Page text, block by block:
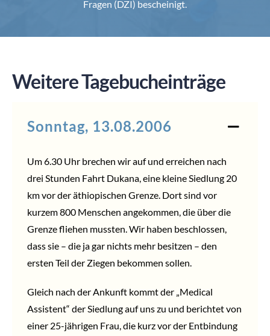
Fragen (DZI) bescheinigt.
Weitere Tagebucheinträge
Sonntag, 13.08.2006
Um 6.30 Uhr brechen wir auf und erreichen nach
drei Stunden Fahrt Dukana, eine kleine Siedlung 20
km vor der äthiopischen Grenze. Dort sind vor
kurzem 800 Menschen angekommen, die über die
Grenze fliehen mussten. Wir haben beschlossen,
dass sie – die ja gar nichts mehr besitzen – den
ersten Teil der Ziegen bekommen sollen.
Gleich nach der Ankunft kommt der „Medical
Assistent“ der Siedlung auf uns zu und berichtet von
einer 25-jährigen Frau, die kurz vor der Entbindung